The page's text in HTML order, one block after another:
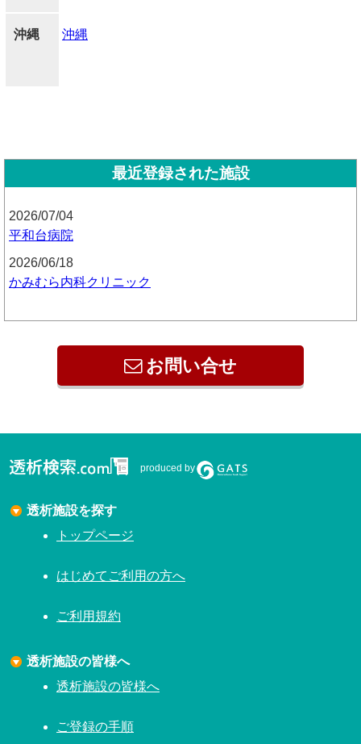
沖縄 沖縄
最近登録された施設
2026/07/04
平和台病院
2026/06/18
かみむら内科クリニック
お問い合せ
produced by
透析施設を探す
トップページ
はじめてご利用の方へ
ご利用規約
透析施設の皆様へ
透析施設の皆様へ
ご登録の手順